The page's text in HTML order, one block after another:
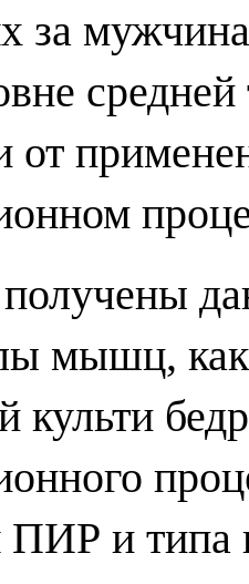
за
от
получены
мышц, как
культи
и типа